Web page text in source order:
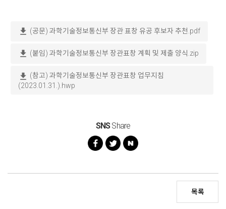
download (공문) 과학기술정보통신부 장관 표창 유공 후보자 추천.pdf
download (붙임) 과학기술정보통신부 장관표창 계획 및 제출 양식.zip
download (참고) 과학기술정보통신부 장관표창 업무지침
(2023.01.31.).hwp
SNSShare
목록